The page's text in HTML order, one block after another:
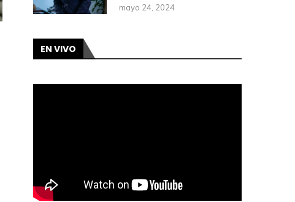
mayo 24, 2024
EN VIVO